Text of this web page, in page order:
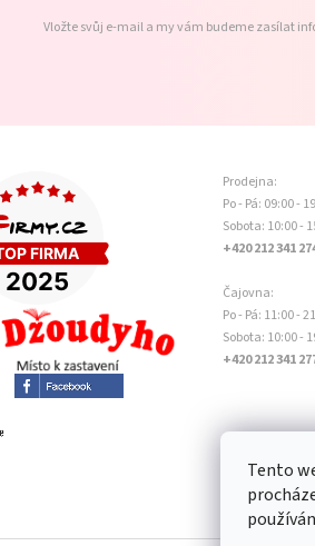
Tento
Vložte svůj e-mail a my vám budeme zasílat
Prodejna:
Po - Pá: 09:00 -
Sobota: 10:00 -
+420 212 341
Čajovna:
Po - Pá: 11:00 -
Sobota: 10:00 -
+420 212 341